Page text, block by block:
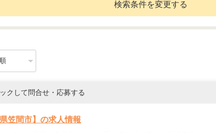
検索条件を変更する
クして問合せ・応募する
県笠間市】の求人情報